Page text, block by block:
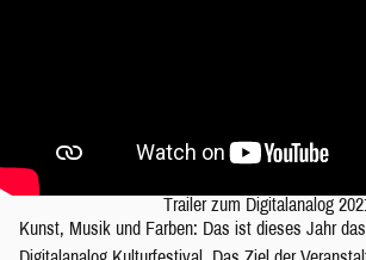
Trailer zum Digitalanalog
Kunst, Musik und Farben: Das ist dieses Jahr